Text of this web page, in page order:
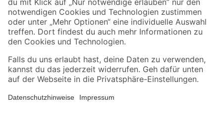
Jetzt die toom-App herunterladen
Alle Preisangaben in EUR inkl. gesetzl. MwSt.. Die dargestellten Angebote sind unter
Umständen nicht in allen Märkten verfügbar. Die angegebenen Verfügbarkeiten beziehen
Produkte nur solange der Vorrat reicht.
*Paketversand ab 59 € versandkostenfrei, gilt nicht für Artikel mit Speditionsversand, hier